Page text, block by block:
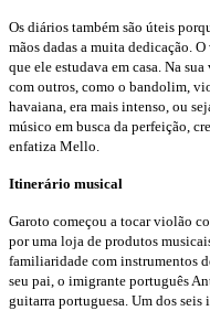
Os diários também são úteis
mãos dadas a muita dedicação. O
que ele estudava em casa. Na
com outros, como o bandolim,
havaiana, era mais intenso, ou
músico em busca da perfeição,
enfatiza Mello.
Itinerário musical
Garoto começou a tocar violão
por uma loja de produtos
familiaridade com instrumentos
seu pai, o imigrante português
guitarra portuguesa. Um dos seis